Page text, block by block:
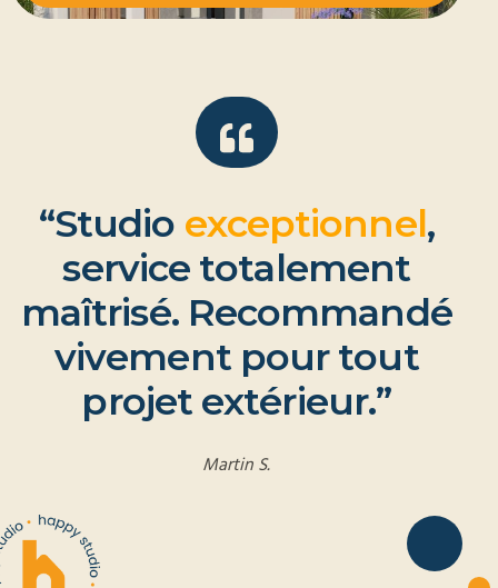
“Studio exceptionnel,
service totalement
maîtrisé. Recommandé
vivement pour tout
projet extérieur.”
Martin S.